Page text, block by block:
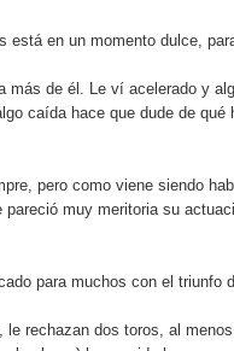
está en un momento dulce,
más de él. Le ví acelerado y
caída hace que dude de
pero como viene siendo
muy meritoria su
para muchos con el triunfo
le rechazan dos toros, al